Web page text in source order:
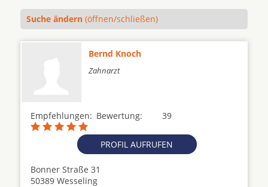
Suche ändern (öffnen/schließen)
Bernd Knoch
Zahnarzt
Empfehlungen: 39
Bewertung:
PROFIL AUFRUFEN
Bonner Straße 31
50389 Wesseling